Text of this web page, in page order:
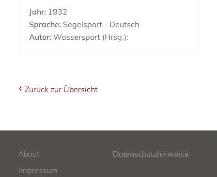
Jahr: 1932
Sprache: Segelsport - Deutsch
Autor: Wassersport (Hrsg.):
Zurück zur Übersicht
About
Datenschutzhinweise
Impressum